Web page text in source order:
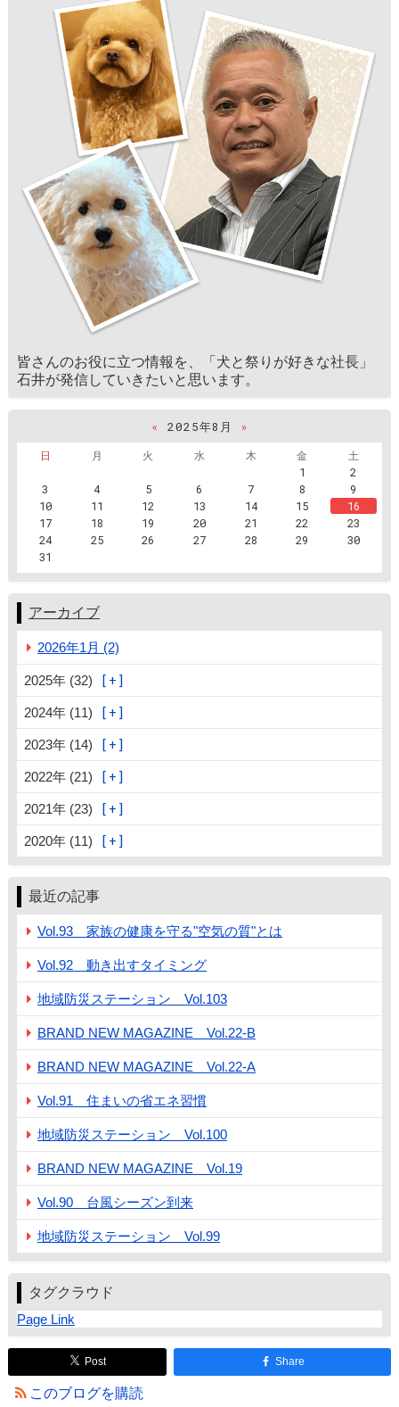
皆さんのお役に立つ情報を、「犬と祭りが好きな社長」
石井が発信していきたいと思います。
« 2025年8月
»
日
月 火 水 木 金
土
1
2
3
4 5 6 7 8
9
10
11 12 13 14 15
16
17
18 19 20 21 22
23
24
25 26 27 28 29
30
31
アーカイブ
2026年1月 (2)
2025年 (32)
2024年 (11)
2023年 (14)
2022年 (21)
2021年 (23)
2020年 (11)
最近の記事
Vol.93 家族の健康を守る"空気の質"とは
Vol.92 動き出すタイミング
地域防災ステーション Vol.103
BRAND NEW MAGAZINE Vol.22-B
BRAND NEW MAGAZINE Vol.22-A
Vol.91 住まいの省エネ習慣
地域防災ステーション Vol.100
BRAND NEW MAGAZINE Vol.19
Vol.90 台風シーズン到来
地域防災ステーション Vol.99
タグクラウド
Page Link
Post Share
このブログを購読